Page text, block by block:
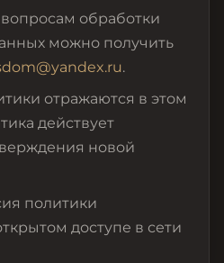
обработки
можно получить
.
отражаются в этом
действует
новой
политики
доступе в сети